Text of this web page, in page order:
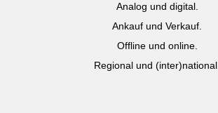
Analog und digital.
Ankauf und Verkauf.
Offline und online.
Regional und (inter)national.